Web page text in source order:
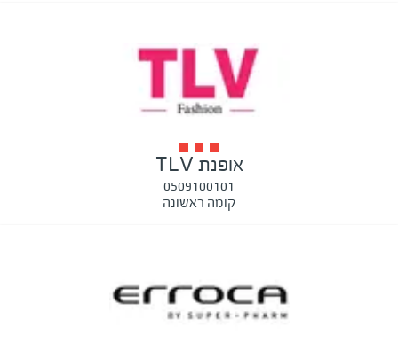
אופנת TLV
0509100101
קומה ראשונה